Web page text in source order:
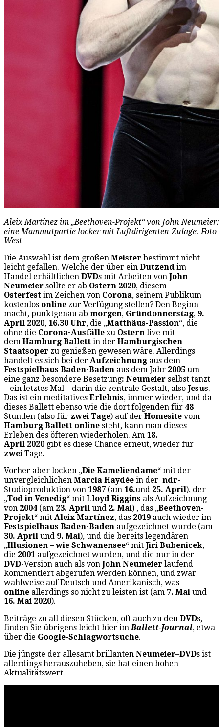
Aleix Martínez im „Beethoven-Projekt“ von John
eine Mammutpartie locker mit Luftdirigenten-Zulage.
West
Die Auswahl ist dem großen Meister bestimmt nicht
leicht gefallen. Welche der über ein Dutzend im
Handel erhältlichen DVDs mit Arbeiten von John
Neumeier sollte er ab Ostern 2020, diesem
Osterfest im Zeichen von Corona, seinem Publikum
kostenlos online zur Verfügung stellen? Den Beginn
macht, punktgenau ab morgen, Gründonnerstag, 9.
April 2020, 16.30 Uhr, die „Matthäus-Passion“, die
ohne die Corona-Ausfälle zu Ostern live mit
dem Hamburg Ballett in der Hamburgischen
Staatsoper zu genießen gewesen wäre. Allerdings
handelt es sich bei der Aufzeichnung aus dem
Festspielhaus Baden-Baden aus dem Jahr 2005 um
eine ganz besondere Besetzung: Neumeier selbst tanzt
– ein letztes Mal – darin die zentrale Gestalt, also Jesus.
Das ist ein meditatives Erlebnis, immer wieder, und da
dieses Ballett ebenso wie die dort folgenden für 48
Stunden (also für zwei Tage) auf der Homesite vom
Hamburg Ballett online steht, kann man dieses
Erleben des öfteren wiederholen. Am 18.
April 2020 gibt es diese Chance erneut, wieder für
zwei Tage.
Vorher aber locken „Die Kameliendame“ mit der
unvergleichlichen Marcia Haydée in der ndr-
Studioproduktion von 1987 (am 16.und 25. April), der
„Tod in Venedig“ mit Lloyd Riggins als Aufzeichnung
von 2004 (am 23. April und 2. Mai) , das „Beethoven-
Projekt“ mit Aleix Martínez, das 2019 auch wieder im
Festspielhaus Baden-Baden aufgezeichnet wurde (am
30. April und 9. Mai), und die bereits legendären
„Illusionen – wie Schwanensee“ mit Jiri Bubenicek,
die 2001 aufgezeichnet wurden, und die nur in der
DVD-Version auch als von John Neumeier laufend
kommentiert abgerufen werden können, und zwar
wahlweise auf Deutsch und Amerikanisch, was
online allerdings so nicht zu leisten ist (am 7. Mai und
16. Mai 2020).
Beiträge zu all diesen Stücken, oft auch zu den DVDs,
finden Sie übrigens leicht hier imBallett-Journal, etwa
über die Google-Schlagwortsuche.
Die jüngste der allesamt brillanten Neumeier–DVDs ist
allerdings herauszuheben, sie hat einen hohen
Aktualitätswert.